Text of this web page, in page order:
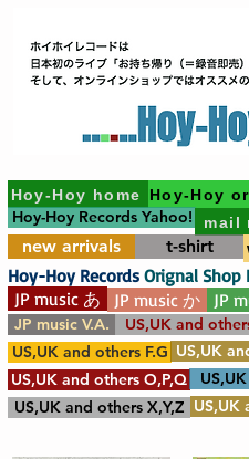
Hoy-Hoy home Hoy-Hoy
Hoy-Hoy Records Yahoo! mail
new arrivals
t-shirt
JP music あ JP music か JP
JP music V.A.
US,UK and
US,UK and others F.G US,UK
US,UK and others O,P,Q
US,UK and others X,Y,Z US,UK
Hoy-Hoy Records Orignal Shop